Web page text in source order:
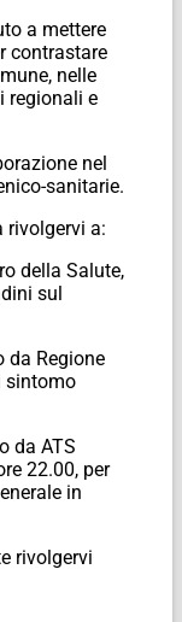
a mettere
contrastare
nelle
regionali e
nel
sanitarie.
rivolgervi a:
della Salute,
sul
da Regione
sintomo
da ATS
22.00, per
in
rivolgervi